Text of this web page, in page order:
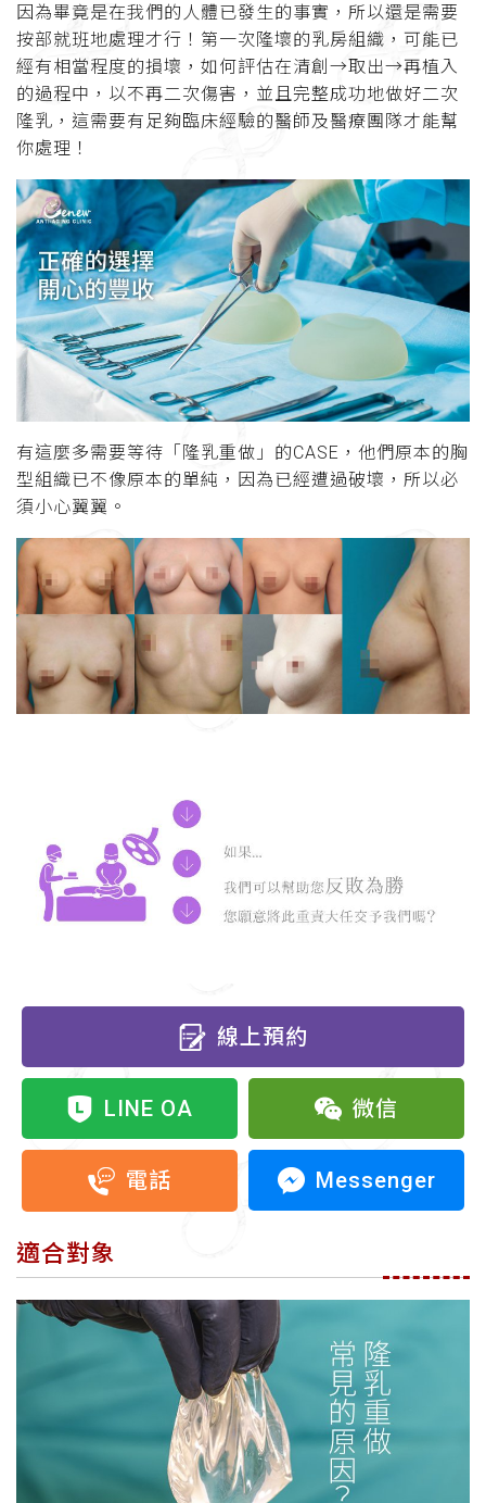
因為畢竟是在我們的人體已發生的事實，所以還是需要
按部就班地處理才行！第一次隆壞的乳房組織，可能已
經有相當程度的損壞，如何評估在清創→取出→再植入
的過程中，以不再二次傷害，並且完整成功地做好二次
隆乳，這需要有足夠臨床經驗的醫師及醫療團隊才能幫
你處理！
有這麼多需要等待「隆乳重做」的CASE，他們原本的胸
型組織已不像原本的單純，因為已經遭過破壞，所以必
須小心翼翼。
線上預約
LINE OA 微信
電話 Messenger
適合對象